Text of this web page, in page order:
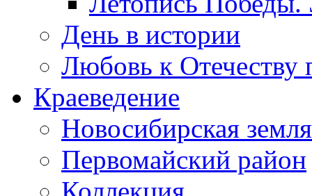
День в истории
Любовь к Отечеству
Краеведение
Новосибирская земля
Первомайский район